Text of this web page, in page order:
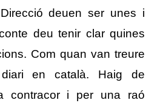
deuen ser unes i
deu tenir clar quines
Com quan van treure
diari en català. Haig de
contracor i per una raó